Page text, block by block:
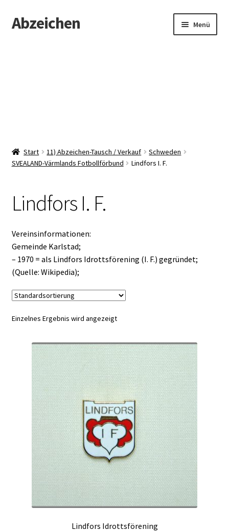
Zur
Navigation
Zum
Inhalt
Abzeichen Menü
Start 11) Abzeichen-Tausch / Verkauf
Schweden
SVEALAND-Värmlands Fotbollförbund
Lindfors I. F.
Lindfors I. F.
Vereinsinformationen:
Gemeinde Karlstad;
– 1970 = als Lindfors Idrottsförening (I. F.) gegründet;
(Quelle: Wikipedia);
Einzelnes Ergebnis wird angezeigt
Lindfors Idrottsförening